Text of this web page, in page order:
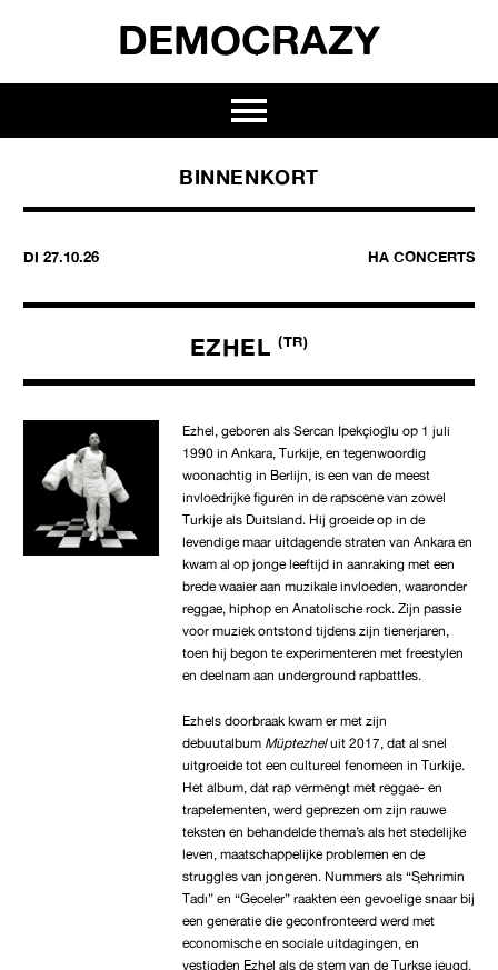
DEMOCRAZY
EZHEL (TR)
Ezhel, geboren als Sercan İpekçioğlu op 1 juli
1990 in Ankara, Turkije, en tegenwoordig
woonachtig in Berlijn, is een van de meest
invloedrijke figuren in de rapscene van zowel
Turkije als Duitsland. Hij groeide op in de
levendige maar uitdagende straten van Ankara en
kwam al op jonge leeftijd in aanraking met een
brede waaier aan muzikale invloeden, waaronder
reggae, hiphop en Anatolische rock. Zijn passie
voor muziek ontstond tijdens zijn tienerjaren,
toen hij begon te experimenteren met freestylen
en deelnam aan underground rapbattles.
Ezhels doorbraak kwam er met zijn
debuutalbum Müptezheluit 2017, dat al snel
uitgroeide tot een cultureel fenomeen in Turkije.
Het album, dat rap vermengt met reggae- en
trapelementen, werd geprezen om zijn rauwe
teksten en behandelde thema’s als het stedelijke
leven, maatschappelijke problemen en de
struggles van jongeren. Nummers als “Şehrimin
Tadı” en “Geceler” raakten een gevoelige snaar bij
een generatie die geconfronteerd werd met
economische en sociale uitdagingen, en
vestigden Ezhel als de stem van de Turkse jeugd.
BINNENKORT
DI 27.10.26 HA CONCERTS